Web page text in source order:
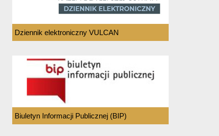
Dziennik elektroniczny VULCAN
Biuletyn Informacji Publicznej (BIP)